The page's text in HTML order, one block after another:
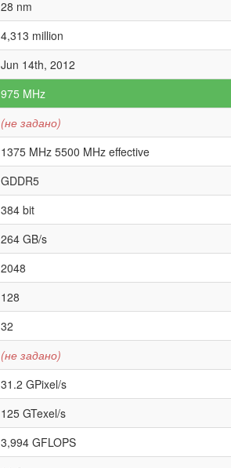
28 nm
4,313 million
Jun 14th, 2012
975 MHz
(не задано)
1375 MHz 5500 MHz effective
GDDR5
384 bit
264 GB/s
2048
128
32
(не задано)
31.2 GPixel/s
125 GTexel/s
3,994 GFLOPS